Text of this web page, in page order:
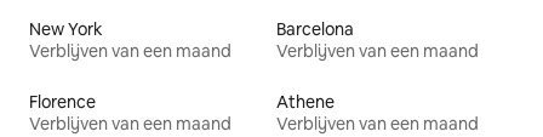
New York
Verblijven van een maand
Barcelona
Verblijven van een maand
Florence
Verblijven van een maand
Athene
Verblijven van een maand